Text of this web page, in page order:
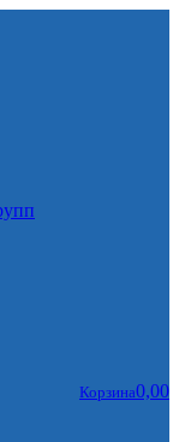
Корзина0,00